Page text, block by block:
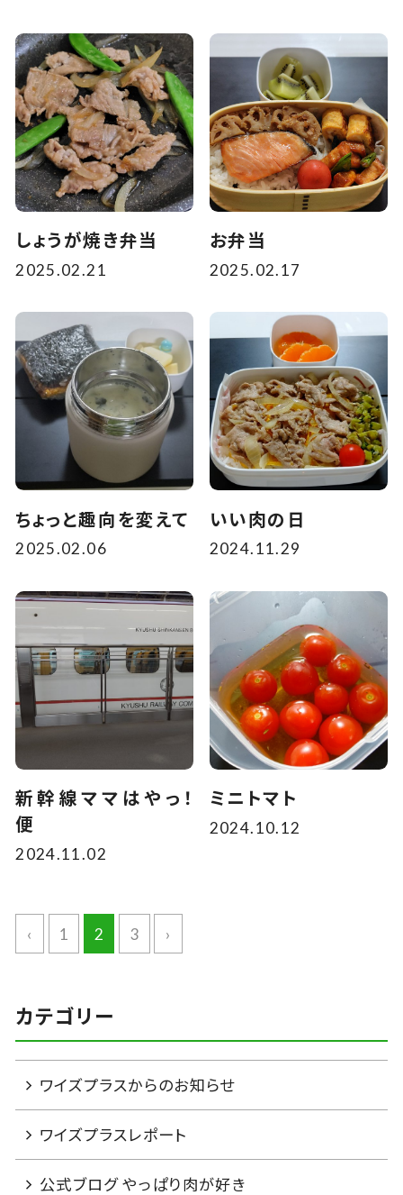
しょうが焼き弁当
2025.02.21
お弁当
2025.02.17
ちょっと趣向を変えて
2025.02.06
いい肉の日
2024.11.29
新幹線ママはやっ！
便
2024.11.02
ミニトマト
2024.10.12
‹ 1 2 3 ›
カテゴリー
ワイズプラスからのお知らせ
ワイズプラスレポート
公式ブログ やっぱり肉が好き